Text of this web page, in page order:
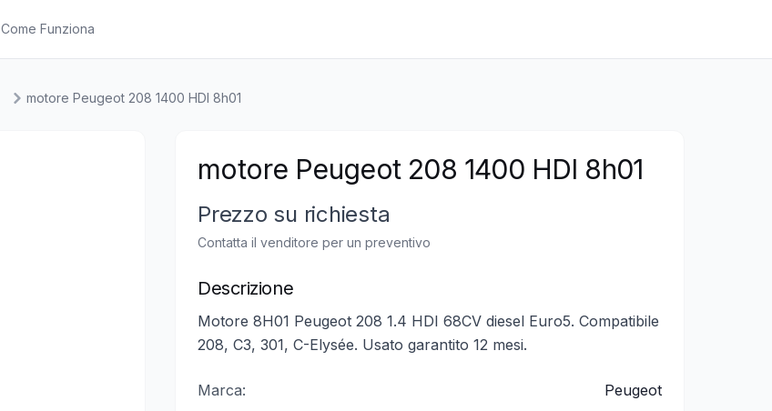
Come Funziona
motore Peugeot 208 1400 HDI 8h01
motore Peugeot 208 1400 HDI 8h01
Prezzo su richiesta
Contatta il venditore per un preventivo
Descrizione
Motore 8H01 Peugeot 208 1.4 HDI 68CV diesel Euro5. Compatibile
208, C3, 301, C-Elysée. Usato garantito 12 mesi.
Marca:
Peugeot